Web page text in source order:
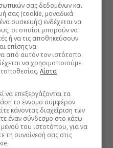
σας δεδομένων και
σας (cookie, μοναδικά
συσκευής) ενδέχεται να
οι οποίοι μπορούν να
ή να τις αποθηκεύσουν.
επίσης να
από αυτόν τον ιστότοπο.
να χρησιμοποιούμε
τοποθεσίας.Λίστα
να επεξεργάζονται τα
το έννομο συμφέρον
κάνοντας διαχείριση των
έναν σύνδεσμο στο κάτω
του ιστοτόπου, για να
τη συναίνεσή σας στις